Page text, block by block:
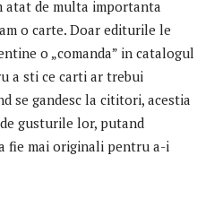
atat de multa importanta
o carte. Doar editurile le
o „comanda” in catalogul
a sti ce carti ar trebui
se gandesc la cititori, acestia
gusturile lor, putand
fie mai originali pentru a-i